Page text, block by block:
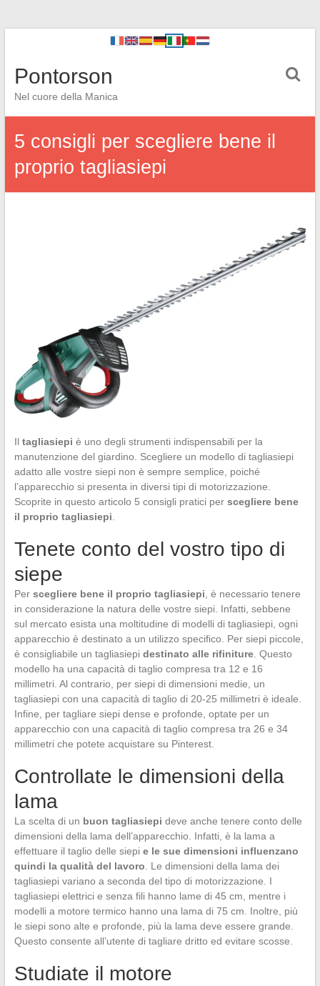
Pontorson
Nel cuore della Manica
5 consigli per scegliere bene il
proprio tagliasiepi
Il tagliasiepi è uno degli strumenti indispensabili per la
manutenzione del giardino. Scegliere un modello di tagliasiepi
adatto alle vostre siepi non è sempre semplice, poiché
l’apparecchio si presenta in diversi tipi di motorizzazione.
Scoprite in questo articolo 5 consigli pratici per scegliere bene
il proprio tagliasiepi.
Tenete conto del vostro tipo di
siepe
Per scegliere bene il proprio tagliasiepi, è necessario tenere
in considerazione la natura delle vostre siepi. Infatti, sebbene
sul mercato esista una moltitudine di modelli di tagliasiepi, ogni
apparecchio è destinato a un utilizzo specifico. Per siepi piccole,
è consigliabile un tagliasiepi destinato alle rifiniture. Questo
modello ha una capacità di taglio compresa tra 12 e 16
millimetri. Al contrario, per siepi di dimensioni medie, un
tagliasiepi con una capacità di taglio di 20-25 millimetri è ideale.
Infine, per tagliare siepi dense e profonde, optate per un
apparecchio con una capacità di taglio compresa tra 26 e 34
millimetri che potete acquistare su Pinterest.
Controllate le dimensioni della
lama
La scelta di un buon tagliasiepi deve anche tenere conto delle
dimensioni della lama dell’apparecchio. Infatti, è la lama a
effettuare il taglio delle siepi e le sue dimensioni influenzano
quindi la qualità del lavoro. Le dimensioni della lama dei
tagliasiepi variano a seconda del tipo di motorizzazione. I
tagliasiepi elettrici e senza fili hanno lame di 45 cm, mentre i
modelli a motore termico hanno una lama di 75 cm. Inoltre, più
le siepi sono alte e profonde, più la lama deve essere grande.
Questo consente all’utente di tagliare dritto ed evitare scosse.
Studiate il motore